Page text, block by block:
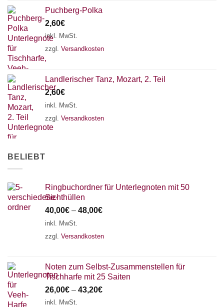
Puchberg-Polka
2,60€
inkl. MwSt.
zzgl. Versandkosten
Landlerischer Tanz, Mozart, 2. Teil
2,60€
inkl. MwSt.
zzgl. Versandkosten
BELIEBT
Ringbuchordner für Unterlegnoten mit 50
Sichthüllen
40,00€ – 48,00€
inkl. MwSt.
zzgl. Versandkosten
Noten zum Selbst-Zusammenstellen für
Tischharfe mit 25 Saiten
26,00€ – 43,20€
inkl. MwSt.
Chat Support
21 SAITEN